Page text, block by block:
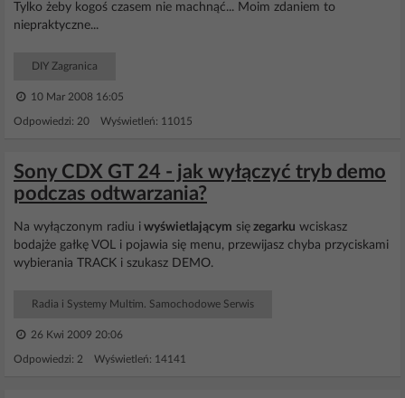
Tylko żeby kogoś czasem nie machnąć... Moim zdaniem to
niepraktyczne...
DIY Zagranica
10 Mar 2008 16:05
Odpowiedzi: 20 Wyświetleń: 11015
Sony CDX GT 24 - jak wyłączyć tryb demo
podczas odtwarzania?
Na wyłączonym radiu i wyświetlającym się zegarku wciskasz
bodajże gałkę VOL i pojawia się menu, przewijasz chyba przyciskami
wybierania TRACK i szukasz DEMO.
Radia i Systemy Multim. Samochodowe Serwis
26 Kwi 2009 20:06
Odpowiedzi: 2 Wyświetleń: 14141